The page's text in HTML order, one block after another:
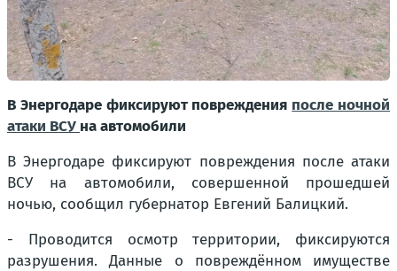
В Энергодаре фиксируют повреждения после ночной
атаки ВСУ на автомобили
В Энергодаре фиксируют повреждения после атаки
ВСУ на автомобили, совершенной прошедшей
ночью, сообщил губернатор Евгений Балицкий.
- Проводится осмотр территории, фиксируются
разрушения. Данные о повреждённом имуществе